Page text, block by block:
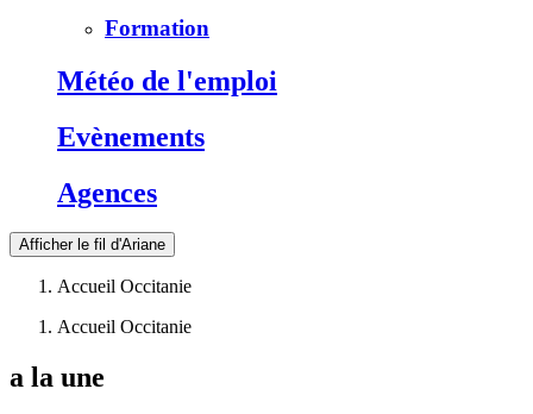
Formation
Météo de l'emploi
Evènements
Agences
Afficher le fil d'Ariane
Accueil Occitanie
Accueil Occitanie
a la une